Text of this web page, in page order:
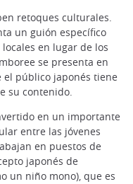
retoques culturales.
un guión específico
en lugar de los
se presenta en
el público japonés tiene
su contenido.
en un importante
entre las jóvenes
en puestos de
japonés de
un niño mono), que es